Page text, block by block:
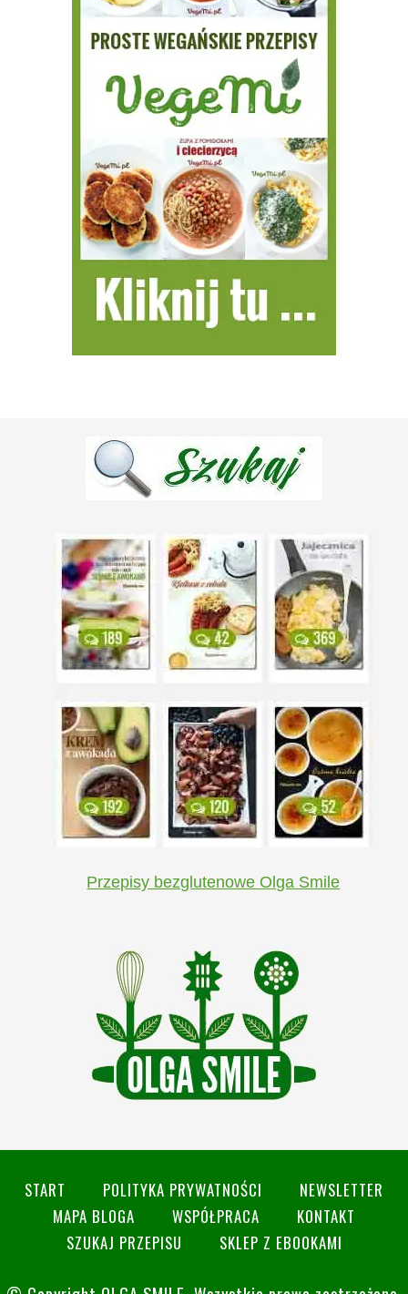
Przepisy bezglutenowe Olga Smile
START POLITYKA PRYWATNOŚCI
NEWSLETTER
MAPA BLOGA
WSPÓŁPRACA
KONTAKT
SZUKAJ PRZEPISU
SKLEP Z EBOOKAMI